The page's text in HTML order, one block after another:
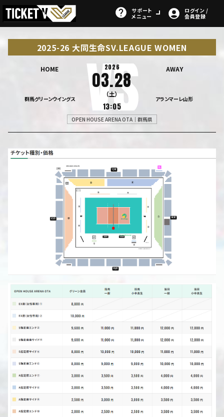
サポート
メニュー
ログイン /
会員登録
2025-26 大同生命SV.LEAGUE WOMEN
HOME
群馬グリーンウイングス
2026
03.28
（土）
13:05
AWAY
アランマーレ山形
OPEN HOUSE ARENA OTA｜群馬県